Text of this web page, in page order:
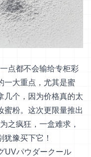
点都不会输给专柜彩
一大重点，尤其是蜜
几个，因为价格真的太
蜜粉。这次更限量推出
之疯狂，一盒难求，
豫买下它！
UVパウダークール